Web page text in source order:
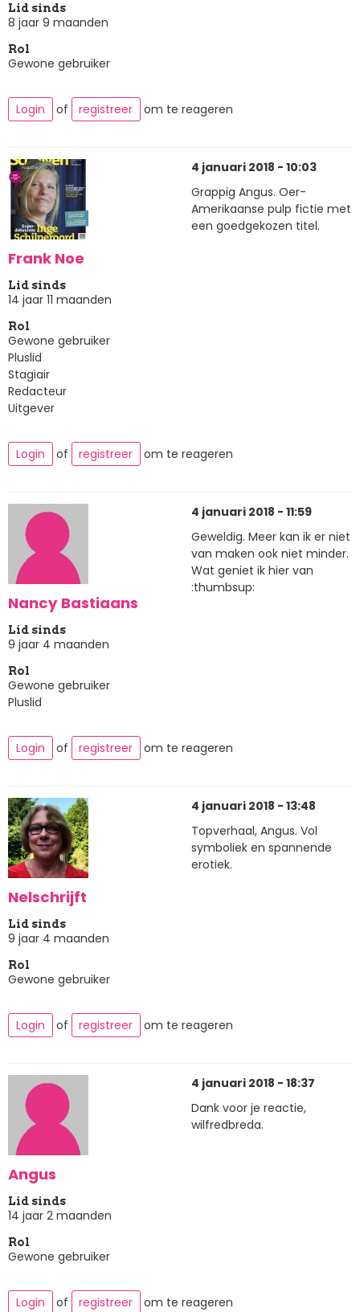
Lid sinds
8 jaar 9 maanden
Rol
Gewone gebruiker
Login of registreer om te reageren
Frank Noe
Lid sinds
14 jaar 11 maanden
Rol
Gewone gebruiker
Pluslid
Stagiair
Redacteur
Uitgever
4 januari 2018 - 10:03
Grappig Angus. Oer-
Amerikaanse pulp fictie met
een goedgekozen titel.
Login of registreer om te reageren
Nancy Bastiaans
Lid sinds
9 jaar 4 maanden
Rol
Gewone gebruiker
Pluslid
4 januari 2018 - 11:59
Geweldig. Meer kan ik er niet
van maken ook niet minder.
Wat geniet ik hier van
:thumbsup:
Login of registreer om te reageren
Nelschrijft
Lid sinds
9 jaar 4 maanden
Rol
Gewone gebruiker
4 januari 2018 - 13:48
Topverhaal, Angus. Vol
symboliek en spannende
erotiek.
Login of registreer om te reageren
Angus
Lid sinds
14 jaar 2 maanden
Rol
Gewone gebruiker
4 januari 2018 - 18:37
Dank voor je reactie,
wilfredbreda.
Login of registreer om te reageren